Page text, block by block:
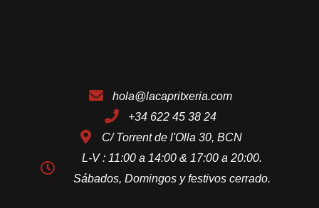
hola@lacapritxeria.com
+34 622 45 38 24
C/ Torrent de l'Olla 30, BCN
L-V : 11:00 a 14:00 & 17:00 a 20:00.
Sábados, Domingos y festivos cerrado.